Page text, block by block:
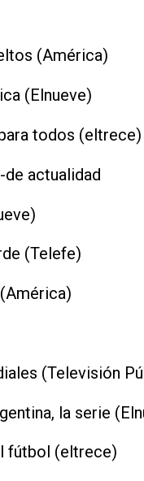
(América)
(Elnueve)
todos (eltrece)
actualidad
(Telefe)
(Televisión
la serie
fútbol (eltrece)